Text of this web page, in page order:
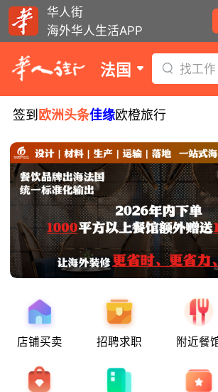
华人街
海外华人生活APP
法国 找工
签到 欧洲头条佳缘欧橙旅行
店铺买卖 招聘求职 附近餐
8月6日要闻：法国医
炉！